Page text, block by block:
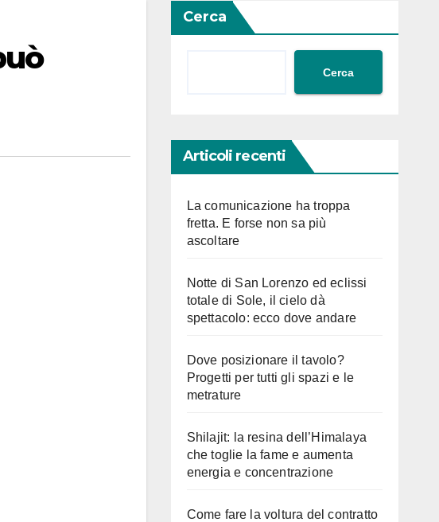
Cerca
Cerca
Articoli recenti
La comunicazione ha troppa
fretta. E forse non sa più
ascoltare
Notte di San Lorenzo ed eclissi
totale di Sole, il cielo dà
spettacolo: ecco dove andare
Dove posizionare il tavolo?
Progetti per tutti gli spazi e le
metrature
Shilajit: la resina dell’Himalaya
che toglie la fame e aumenta
energia e concentrazione
Come fare la voltura del contratto